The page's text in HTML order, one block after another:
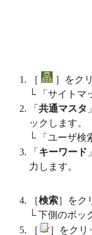
［
］をク
└ 「サイトマ
「 共通マスタ
ックします。
└ 「ユーザ検
「 キーワード
力します。
［検索］をク
└ 下側のボッ
［
］をクリ